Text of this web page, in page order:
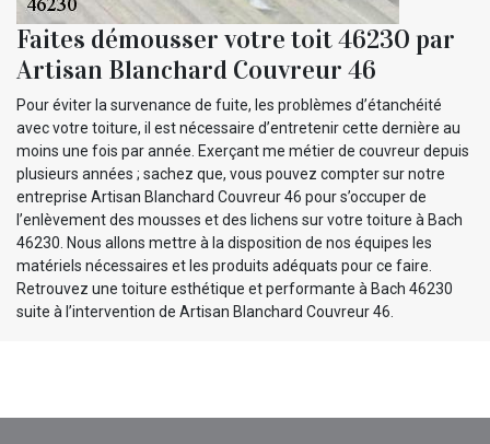
Faites démousser votre toit 46230 par
Artisan Blanchard Couvreur 46
Pour éviter la survenance de fuite, les problèmes d’étanchéité
avec votre toiture, il est nécessaire d’entretenir cette dernière au
moins une fois par année. Exerçant me métier de couvreur depuis
plusieurs années ; sachez que, vous pouvez compter sur notre
entreprise Artisan Blanchard Couvreur 46 pour s’occuper de
l’enlèvement des mousses et des lichens sur votre toiture à Bach
46230. Nous allons mettre à la disposition de nos équipes les
matériels nécessaires et les produits adéquats pour ce faire.
Retrouvez une toiture esthétique et performante à Bach 46230
suite à l’intervention de Artisan Blanchard Couvreur 46.